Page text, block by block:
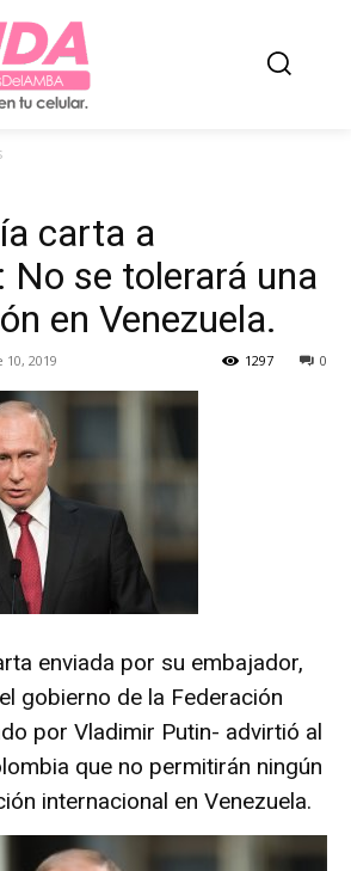
carta a
No se tolerará una
en Venezuela.
2019 0
1297
enviada por su embajador,
gobierno de la Federación
por Vladimir Putin- advirtió al
que no permitirán ningún
internacional en Venezuela.